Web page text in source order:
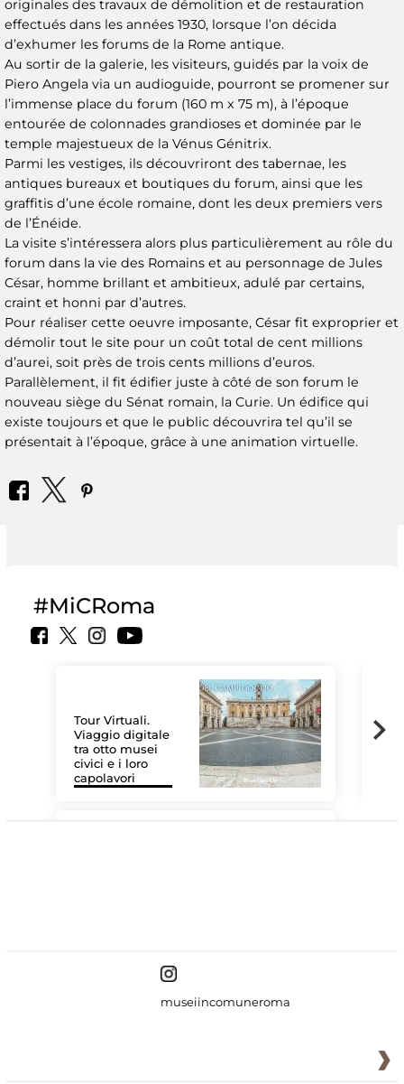
originales des travaux de démolition et de restauration
effectués dans les années 1930, lorsque l’on décida
d’exhumer les forums de la Rome antique.
Au sortir de la galerie, les visiteurs, guidés par la voix de
Piero Angela via un audioguide, pourront se promener sur
l’immense place du forum (160 m x 75 m), à l’époque
entourée de colonnades grandioses et dominée par le
temple majestueux de la Vénus Génitrix.
Parmi les vestiges, ils découvriront des tabernae, les
antiques bureaux et boutiques du forum, ainsi que les
graffitis d’une école romaine, dont les deux premiers vers
de l’Énéide.
La visite s’intéressera alors plus particulièrement au rôle du
forum dans la vie des Romains et au personnage de Jules
César, homme brillant et ambitieux, adulé par certains,
craint et honni par d’autres.
Pour réaliser cette oeuvre imposante, César fit exproprier et
démolir tout le site pour un coût total de cent millions
d’aurei, soit près de trois cents millions d’euros.
Parallèlement, il fit édifier juste à côté de son forum le
nouveau siège du Sénat romain, la Curie. Un édifice qui
existe toujours et que le public découvrira tel qu’il se
présentait à l’époque, grâce à une animation virtuelle.
#MiCRoma
Tour Virtuali.
Viaggio digitale
tra otto musei
civici e i loro
capolavori
museiincomuneroma